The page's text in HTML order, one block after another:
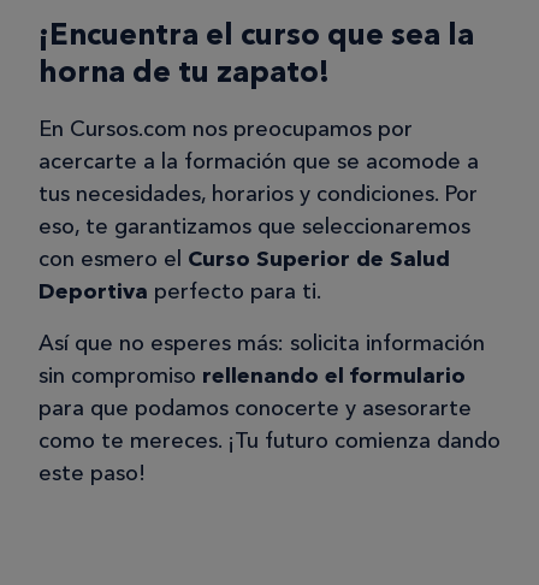
¡Encuentra el curso que sea la
horna de tu zapato!
En Cursos.com nos preocupamos por
acercarte a la formación que se acomode a
tus necesidades, horarios y condiciones. Por
eso, te garantizamos que seleccionaremos
con esmero el Curso Superior de Salud
Deportiva perfecto para ti.
Así que no esperes más: solicita información
sin compromiso rellenando el formulario
para que podamos conocerte y asesorarte
como te mereces. ¡Tu futuro comienza dando
este paso!